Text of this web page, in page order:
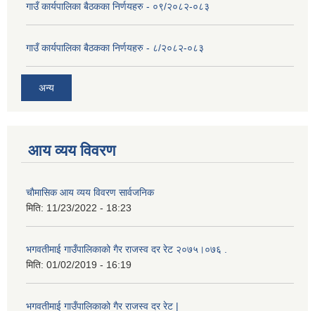
गाउँ कार्यपालिका बैठकका निर्णयहरु - ०९/२०८२-०८३
गाउँ कार्यपालिका बैठकका निर्णयहरु - ८/२०८२-०८३
अन्य
आय व्यय विवरण
चाैमासिक आय व्यय विवरण सार्वजनिक
मिति: 11/23/2022 - 18:23
भगवतीमाई गाउँपालिकाको गैर राजस्व दर रेट २०७५।०७६ .
मिति: 01/02/2019 - 16:19
भगवतीमाई गाउँपालिकाको गैर राजस्व दर रेट |